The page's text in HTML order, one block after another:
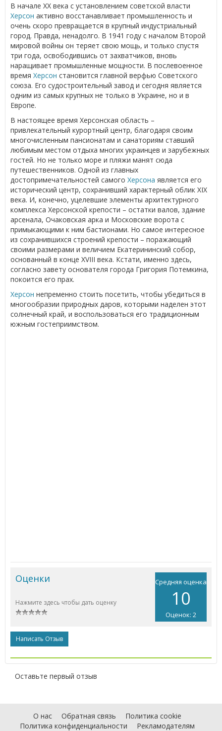
В начале ХХ века с установлением советской власти
Херсон активно восстанавливает промышленность и
очень скоро превращается в крупный индустриальный
город. Правда, ненадолго. В 1941 году с началом Второй
мировой войны он теряет свою мощь, и только спустя
три года, освободившись от захватчиков, вновь
наращивает промышленные мощности. В послевоенное
время Херсон становится главной верфью Советского
союза. Его судостроительный завод и сегодня является
одним из самых крупных не только в Украине, но и в
Европе.
В настоящее время Херсонская область –
привлекательный курортный центр, благодаря своим
многочисленным пансионатам и санаториям ставший
любимым местом отдыха многих украинцев и зарубежных
гостей. Но не только море и пляжи манят сюда
путешественников. Одной из главных
достопримечательностей самого Херсона является его
исторический центр, сохранивший характерный облик XIX
века. И, конечно, уцелевшие элементы архитектурного
комплекса Херсонской крепости – остатки валов, здание
арсенала, Очаковская арка и Московские ворота с
примыкающими к ним бастионами. Но самое интересное
из сохранившихся строений крепости – поражающий
своими размерами и величием Екатерининский собор,
основанный в конце XVIII века. Кстати, именно здесь,
согласно завету основателя города Григория Потемкина,
покоится его прах.
Херсон непременно стоить посетить, чтобы убедиться в
многообразии природных даров, которыми наделен этот
солнечный край, и воспользоваться его традиционным
южным гостеприимством.
Средняя оценка
10
Оценок: 2
Оценки
Нажмите здесь чтобы дать оценку
Написать Отзыв
Оставьте первый отзыв
О нас Обратная связь
Политика cookie
Политика конфиденциальности
Рекламодателям